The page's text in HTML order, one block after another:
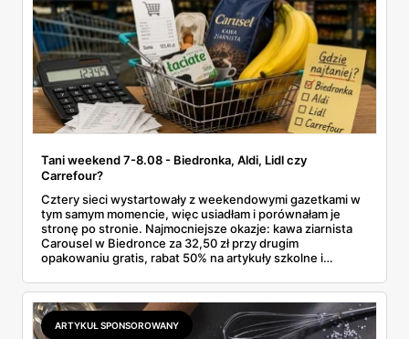
Tani weekend 7-8.08 - Biedronka, Aldi, Lidl czy
Carrefour?
Cztery sieci wystartowały z weekendowymi gazetkami w
tym samym momencie, więc usiadłam i porównałam je
stronę po stronie. Najmocniejsze okazje: kawa ziarnista
Carousel w Biedronce za 32,50 zł przy drugim
opakowaniu gratis, rabat 50% na artykuły szkolne i
2,99 zł za kilogram, ale wyłącznie w sobotę z aplikacją. Aldi
odpowiada masłem za 2,99 zł. Werdykt w skrócie:
najwięcej wyciśniesz z Biedronki, po świeże warzywa jedź
do Aldi.
ARTYKUŁ SPONSOROWANY